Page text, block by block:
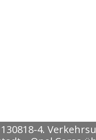
130818-4.